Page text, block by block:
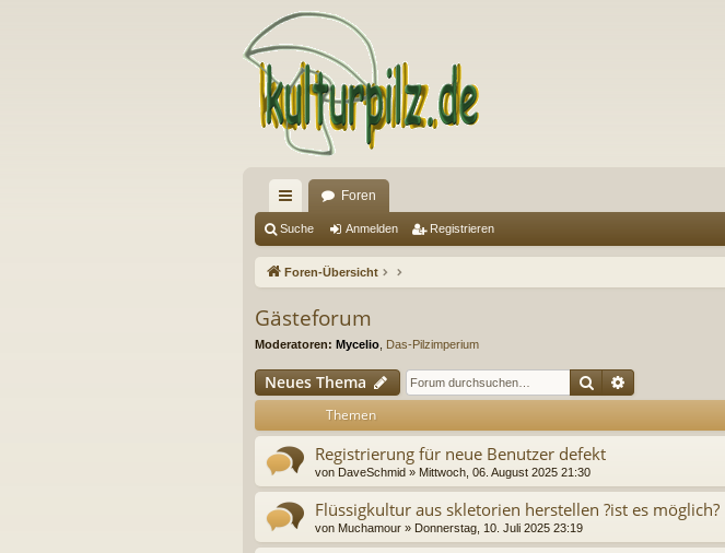
ch
ne
ug
Foren
Suche Anmelden Registrieren
Foren-Übersicht
Gästeforum
Moderatoren: Mycelio Das-Pilzimperium
Neues Thema Suche
Themen
Registrierung für neue Benutzer defekt
von DaveSchmid » Mittwoch, 06. August 2025 21:30
Flüssigkultur aus skletorien herstellen ?ist es möglich?
von Muchamour » Donnerstag, 10. Juli 2025 23:19